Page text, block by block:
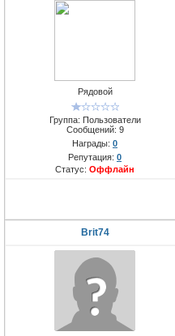
Рядовой
Группа: Пользователи
Сообщений: 9
Награды: 0
Репутация: 0
Статус: Оффлайн
Brit74